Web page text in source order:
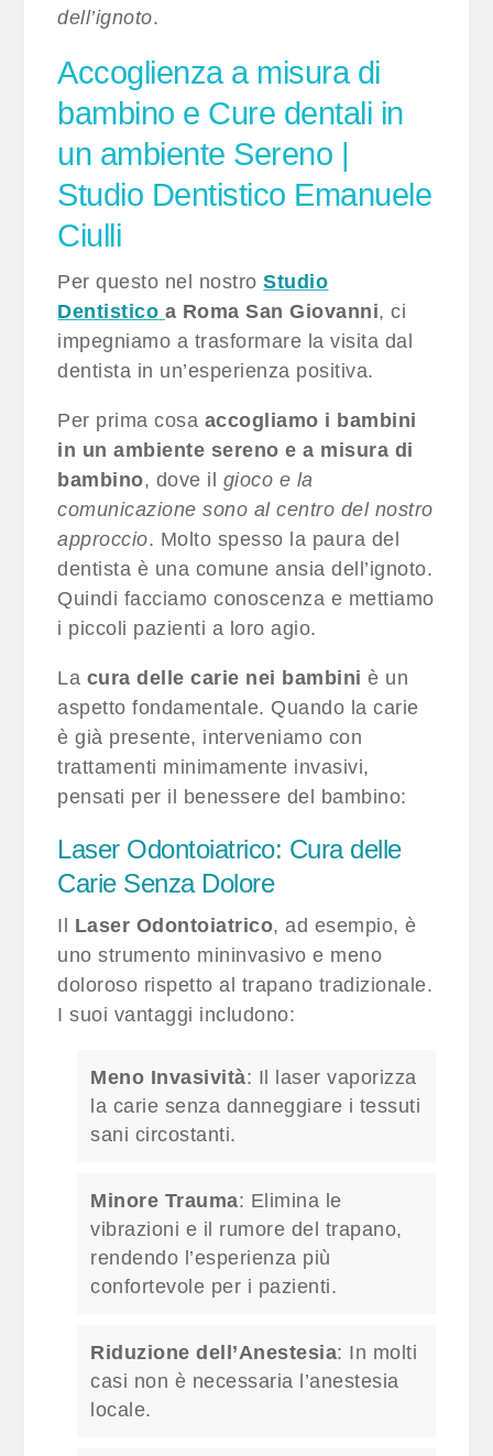
dell’ignoto.
Accoglienza a misura di
bambino e Cure dentali in
un ambiente Sereno |
Studio Dentistico Emanuele
Ciulli
Per questo nel nostroStudio
Dentistico a Roma San Giovanni, ci
impegniamo a trasformare la visita dal
dentista in un’esperienza positiva.
Per prima cosa accogliamo i bambini
in un ambiente sereno e a misura di
bambino, dove il gioco e la
comunicazione sono al centro del nostro
approccio. Molto spesso la paura del
dentista è una comune ansia dell’ignoto.
Quindi facciamo conoscenza e mettiamo
i piccoli pazienti a loro agio.
La cura delle carie nei bambini è un
aspetto fondamentale. Quando la carie
è già presente, interveniamo con
trattamenti minimamente invasivi,
pensati per il benessere del bambino:
Laser Odontoiatrico: Cura delle
Carie Senza Dolore
Il Laser Odontoiatrico, ad esempio, è
uno strumento mininvasivo e meno
doloroso rispetto al trapano tradizionale.
I suoi vantaggi includono:
Meno Invasività: Il laser vaporizza
la carie senza danneggiare i tessuti
sani circostanti.
Minore Trauma: Elimina le
vibrazioni e il rumore del trapano,
rendendo l’esperienza più
confortevole per i pazienti.
Riduzione dell’Anestesia: In molti
casi non è necessaria l’anestesia
locale.